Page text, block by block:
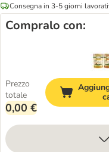
Consegna in 3-5 giorni
Compralo con:
Prezzo
totale
0,00 €